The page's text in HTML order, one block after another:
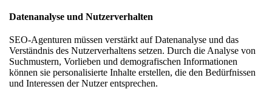
Datenanalyse und Nutzerverhalten
SEO-Agenturen müssen verstärkt auf Datenanalyse und das
Verständnis des Nutzerverhaltens setzen. Durch die Analyse von
Suchmustern, Vorlieben und demografischen Informationen
können sie personalisierte Inhalte erstellen, die den Bedürfnissen
und Interessen der Nutzer entsprechen.